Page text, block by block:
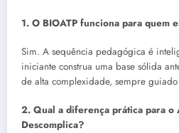
1. O BIOATP funciona para quem
Sim. A sequência pedagógica é
iniciante construa uma base sólida
de alta complexidade, sempre
2. Qual a diferença prática para o
Descomplica?